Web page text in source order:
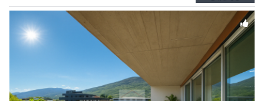
overlooking a peaceful and green...